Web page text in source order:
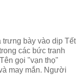
bày vào dịp Tết
các bức tranh
gọi "vạn thọ"
may mắn. Người